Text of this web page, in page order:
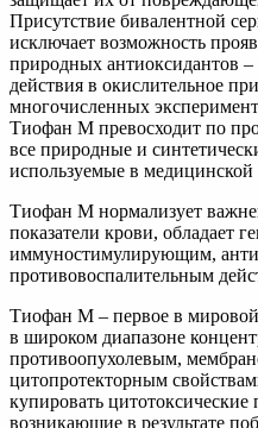
Присутствие бивалентной
исключает возможность
природных антиоксидантов
действия в окислительное
многочисленных
Тиофан М превосходит по
все природные и
используемые в медицинской
Тиофан М нормализует
показатели крови, обладает
иммуностимулирующим,
противовоспалительным
Тиофан М – первое в мировой
в широком диапазоне
противоопухолевым,
цитопротекторным
купировать цитотоксические
возникающие в результате